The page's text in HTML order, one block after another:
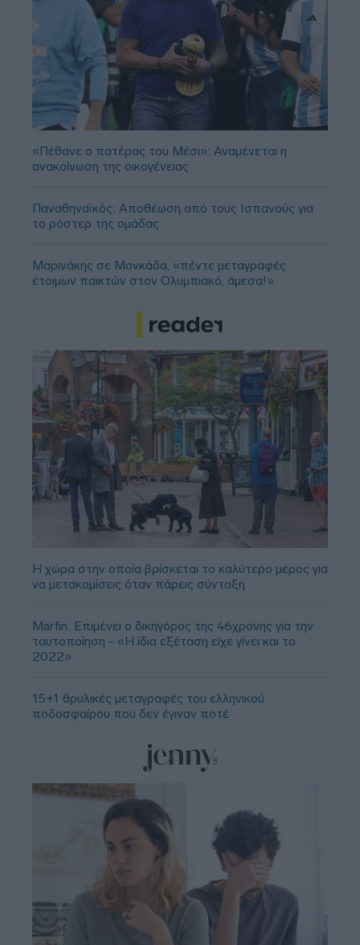
«Πέθανε ο πατέρας του Μέσι»: Αναμένεται η
ανακοίνωση της οικογένειας
Παναθηναϊκός: Αποθέωση από τους Ισπανούς για
το ρόστερ της ομάδας
Μαρινάκης σε Μονκάδα, «πέντε μεταγραφές
έτοιμων παικτών στον Ολυμπιακό, άμεσα!»
Η χώρα στην οποία βρίσκεται το καλύτερο μέρος για
να μετακομίσεις όταν πάρεις σύνταξη
Marfin: Επιμένει ο δικηγόρος της 46χρονης για την
ταυτοποίηση - «Η ίδια εξέταση είχε γίνει και το
2022»
15+1 θρυλικές μεταγραφές του ελληνικού
ποδοσφαίρου που δεν έγιναν ποτέ